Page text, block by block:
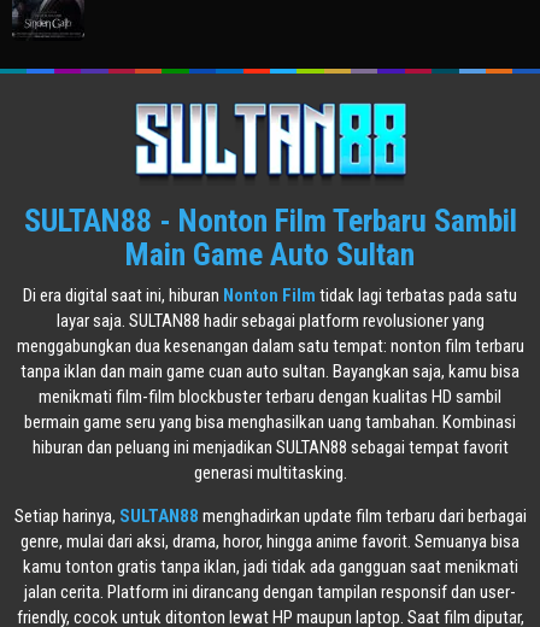
SULTAN88 - Nonton Film Terbaru Sambil
Main Game Auto Sultan
Di era digital saat ini, hiburan Nonton Film tidak lagi terbatas pada satu
layar saja. SULTAN88 hadir sebagai platform revolusioner yang
menggabungkan dua kesenangan dalam satu tempat: nonton film terbaru
tanpa iklan dan main game cuan auto sultan. Bayangkan saja, kamu bisa
menikmati film-film blockbuster terbaru dengan kualitas HD sambil
bermain game seru yang bisa menghasilkan uang tambahan. Kombinasi
hiburan dan peluang ini menjadikan SULTAN88 sebagai tempat favorit
generasi multitasking.
Setiap harinya, SULTAN88 menghadirkan update film terbaru dari berbagai
genre, mulai dari aksi, drama, horor, hingga anime favorit. Semuanya bisa
kamu tonton gratis tanpa iklan, jadi tidak ada gangguan saat menikmati
jalan cerita. Platform ini dirancang dengan tampilan responsif dan user-
friendly, cocok untuk ditonton lewat HP maupun laptop. Saat film diputar,